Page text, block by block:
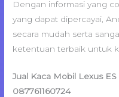
Dengan informasi yang
yang dapat dipercayai,
secara mudah serta
ketentuan terbaik untuk
Jual Kaca Mobil Lexus
087761160724